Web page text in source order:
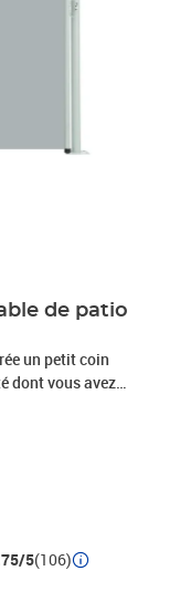
de patio
un petit coin
dont vous avez
peut également
La cassette est
verticale et le
droit. Le store a
Le store
comprend des
: tissu avec
de
5(106)